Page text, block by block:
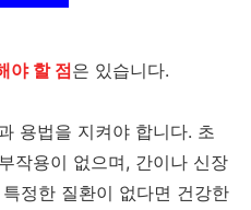
야 할 점은 있습니다.
용법을 지켜야 합니다. 초
작용이 없으며, 간이나 신장
정한 질환이 없다면 건강한